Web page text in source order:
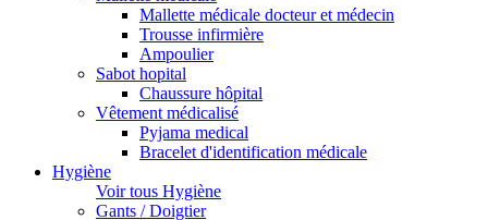
Mallette médicale docteur et médecin
Trousse infirmière
Ampoulier
Sabot hopital
Chaussure hôpital
Vêtement médicalisé
Pyjama medical
Bracelet d'identification médicale
Hygiène
Voir tous Hygiène
Gants / Doigtier